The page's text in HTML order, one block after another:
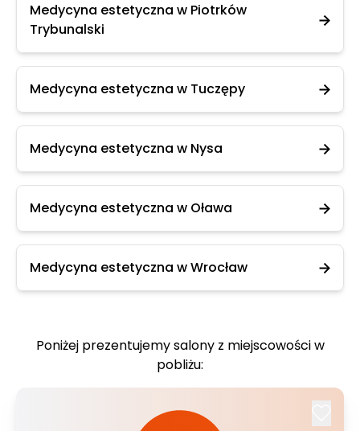
Medycyna estetyczna w Piotrków
Trybunalski
Medycyna estetyczna w Tuczępy
Medycyna estetyczna w Nysa
Medycyna estetyczna w Oława
Medycyna estetyczna w Wrocław
Poniżej prezentujemy salony z miejscowości w
pobliżu: